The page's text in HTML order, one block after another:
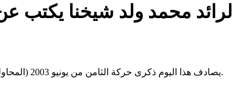
الرائد محمد ولد شيخنا يكتب عن محاولة
يصادف هذا اليوم ذكرى حركة الثامن من يونيو 2003 (المحاولة الانقلابية) التي شكلت حينها وميضا كاشفا وانفجارا مدويا بنكهة انفراج الخلاص.